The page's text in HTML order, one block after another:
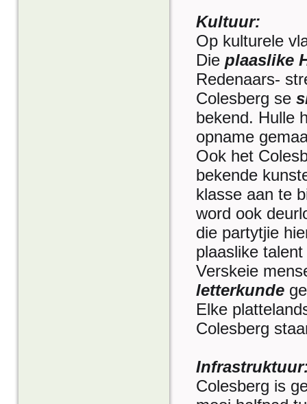
Kultuur:
Op kulturele
Die plaaslike
Redenaars-
Colesberg se
bekend. Hulle
opname
Ook het
bekende
klasse aan te
word ook
die partytjie
plaaslike
Verskeie
letterkunde
Elke
Colesberg
Colesberg is